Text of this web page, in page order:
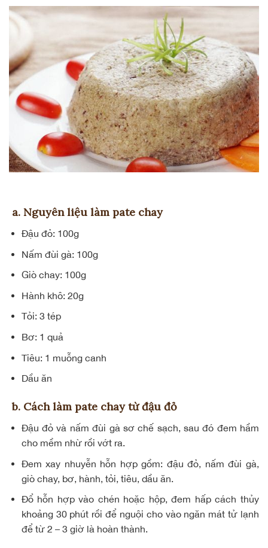
a. Nguyên liệu làm pate chay
Đậu đỏ: 100g
Nấm đùi gà: 100g
Giò chay: 100g
Hành khô: 20g
Tỏi: 3 tép
Bơ: 1 quả
Tiêu: 1 muỗng canh
Dầu ăn
b. Cách làm pate chay từ đậu đỏ
Đậu đỏ và nấm đùi gà sơ chế sạch, sau đó đem hầm
cho mềm nhừ rồi vớt ra.
Đem xay nhuyễn hỗn hợp gồm: đậu đỏ, nấm đùi gà,
giò chay, bơ, hành, tỏi, tiêu, dầu ăn.
Đổ hỗn hợp vào chén hoặc hộp, đem hấp cách thủy
khoảng 30 phút rồi để nguội cho vào ngăn mát tử lạnh
để từ 2 – 3 giờ là hoàn thành.